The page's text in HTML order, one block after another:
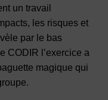
un travail
les risques et
par le bas
CODIR l’exercice a
magique qui